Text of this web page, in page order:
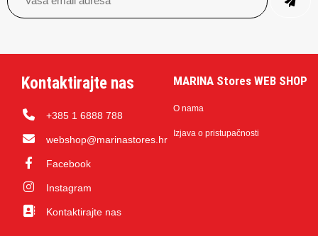
Kontaktirajte nas
+385 1 6888 788
webshop@marinastores.hr
Facebook
Instagram
Kontaktirajte nas
MARINA Stores WEB SHOP
O nama
Izjava o pristupačnosti